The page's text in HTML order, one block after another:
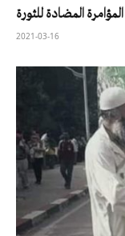
المضادة للثورة
2021-03-16